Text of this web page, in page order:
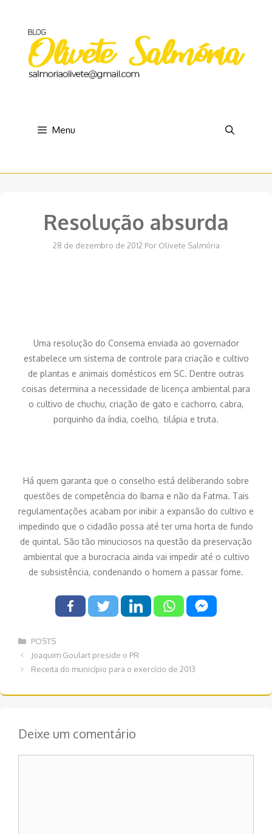
conteúdo
Menu
Resolução absurda
28 de dezembro de 2012 Por Olivete Salmória
Uma resolução do Consema enviada ao governador
estabelece um sistema de controle para criação e cultivo
de plantas e animais domésticos em SC. Dentre outras
coisas determina a necessidade de licença ambiental para
o cultivo de chuchu, criação de gato e cachorro, cabra,
porquinho da índia, coelho, tilápia e truta.
Há quem garanta que o conselho está deliberando sobre
questões de competência do Ibama e não da Fatma. Tais
regulamentações acabam por inibir a expansão do cultivo e
impedindo que o cidadão possa até ter uma horta de fundo
de quintal. São tão minuciosos na questão da preservação
ambiental que a burocracia ainda vai impedir até o cultivo
de subsistência, condenando o homem a passar fome.
Categorias
POSTS
Navegação
de
Joaquim Goulart preside o PR
Receita do município para o exercício de 2013
Deixe um comentário